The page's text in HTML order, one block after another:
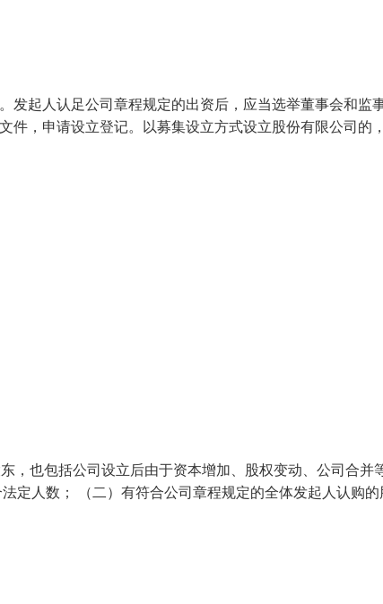
发起人认足公司章程规定的出资后，应当选举董事会和监
件，申请设立登记。以募集设立方式设立股份有限公司的
，也包括公司设立后由于资本增加、股权变动、公司合并
定人数； （二）有符合公司章程规定的全体发起人认购的